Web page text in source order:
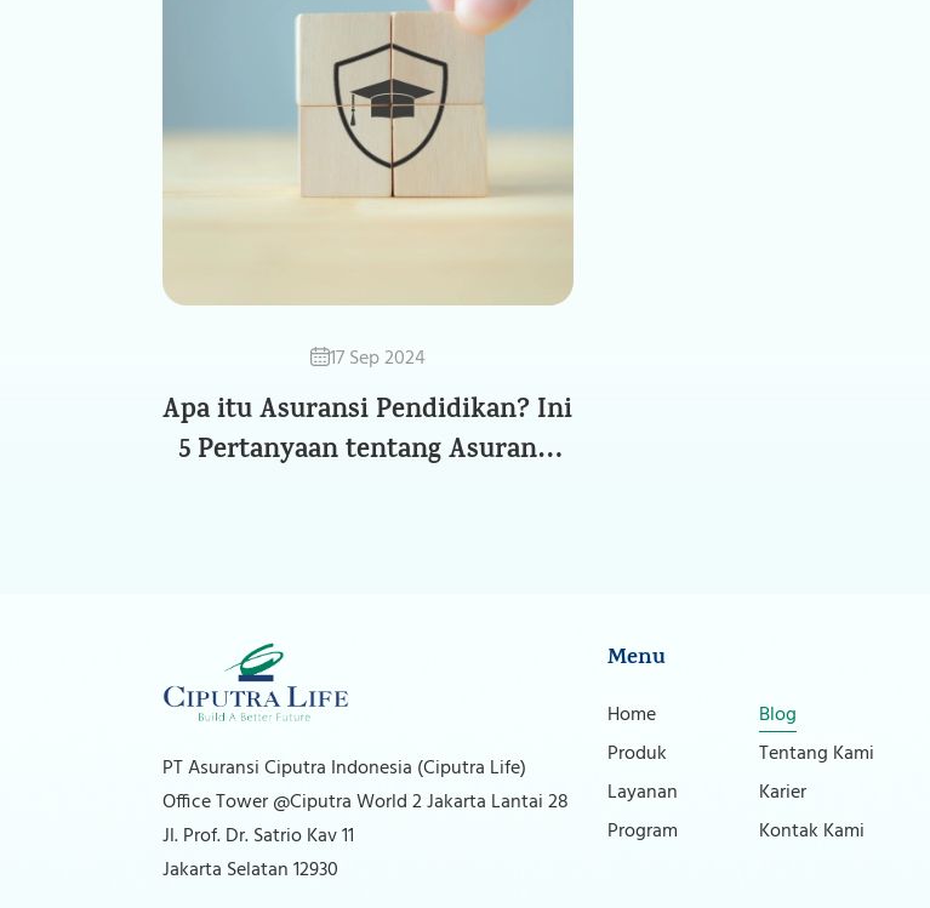
17 Sep 2024
Apa itu Asuransi Pendidikan? Ini
5 Pertanyaan tentang Asuransi
PT Asuransi Ciputra Indonesia (Ciputra Life)
Office Tower @Ciputra World 2 Jakarta Lantai 28
Jl. Prof. Dr. Satrio Kav 11
Jakarta Selatan 12930
Menu
Home
Produk
Layanan
Program
Blog
Tentang Kami
Karier
Kontak Kami